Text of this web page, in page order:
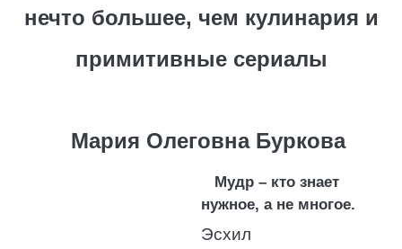
нечто большее, чем кулинария и
примитивные сериалы
Мария Олеговна Буркова
Мудр – кто знает
нужное, а не многое.
Эсхил